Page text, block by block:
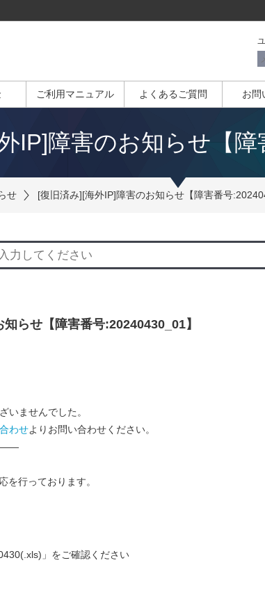
ご利用マニュアル よくあるご質問 お問
IP]障害のお知らせ【障
せ [復旧済み][海外IP]障害のお知らせ【障害番号
らせ【障害番号:20240430_01】
いませんでした。
わせよりお問い合わせください。
を行っております。
」をご確認ください